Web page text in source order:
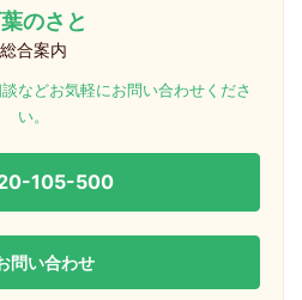
のさと
総合案内
などお気軽にお問い合わせくださ
い。
105-500
問い合わせ